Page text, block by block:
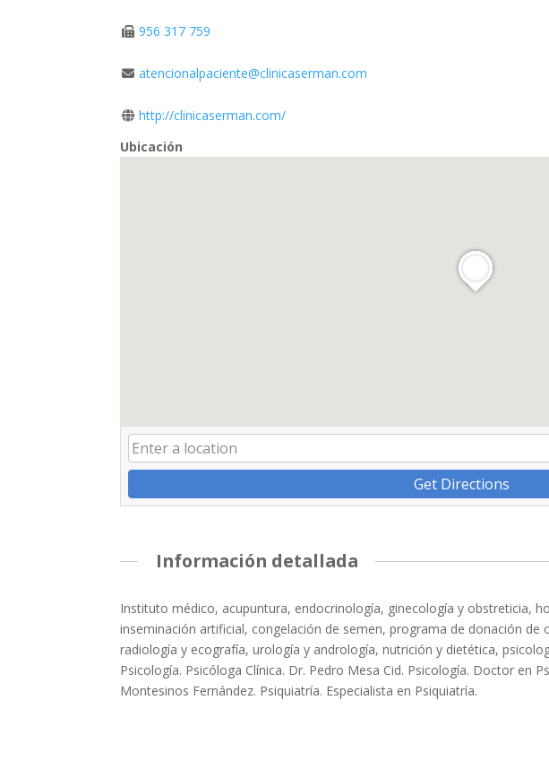
956 317 759
atencionalpaciente@clinicaserman.com
http://clinicaserman.com/
Ubicación
Get Directions
Información detallada
Instituto médico, acupuntura, endocrinología, ginecología y obstreticia,
inseminación artificial, congelación de semen, programa de donación
radiología y ecografía, urología y andrología, nutrición y dietética,
Psicología. Psicóloga Clínica. Dr. Pedro Mesa Cid. Psicología. Doctor en
Montesinos Fernández. Psiquiatría. Especialista en Psiquiatría.